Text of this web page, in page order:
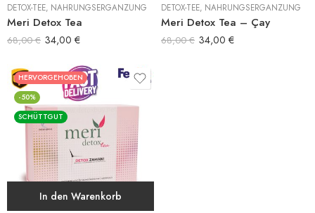
DETOX-TEE, NAHRUNGSERGÄNZUNG
Meri Detox Tea
68,00€ 34,00 €
DETOX-TEE, NAHRUNGSERGÄNZUNG
Meri Detox Tea – Çay
68,00€ 34,00 €
HERVORGEHOBEN
-50%
SCHÜTTGUT
In den Warenkorb